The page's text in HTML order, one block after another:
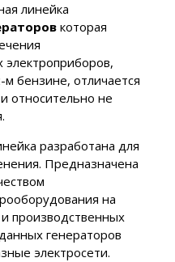
линейка
которая
электроприборов,
бензине, отличается
относительно не
разработана для
Предназначена
на
производственных
генераторов
электросети.